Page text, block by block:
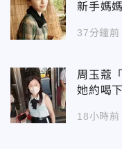
新手媽媽
37分鐘前
周玉蔻
她約喝
18小時前